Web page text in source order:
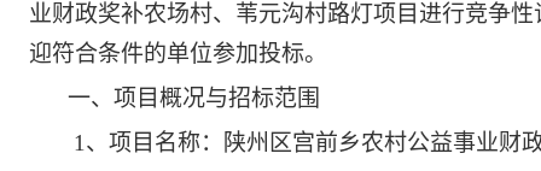
业财政奖补农场村、苇元沟村路灯项目进行竞争
迎符合条件的单位参加投标。
一、项目概况与招标范围
1、项目名称：陕州区宫前乡农村公益事业财